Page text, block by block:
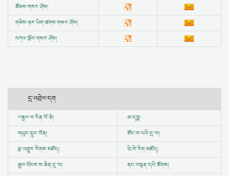
ཚོམས་གསར་ཤོས།
གཅེས་ཉར་ཡིག་ཚགས་གསར་ཤོས།
བཀའ་སློབ་གསར་ཤོས།
དྲ་འབྲེལ་དག
ྋརྒྱལ་བ་རིན་པོ་ཆེ།
ཨ་དཪྴ།
གཡུང་དྲུང་བོན།
ཙོང་ཁ་པའི་དྲ་བ།
སྔ་འགྱུར་རིགས་མཛོད།
ཝི་ཁེ་རིག་མཛོད།
རྒྱལ་ཡོངས་ས་ཆེན་དྲ་བ།
ནང་བསྟན་དཔེ་ཚོགས།